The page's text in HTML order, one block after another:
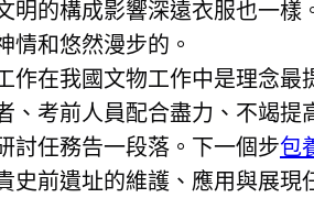
明的構成影響深遠衣服也一樣
情和悠然漫步的。
作在我國文物工作中是理念
、考前人員配合盡力、不竭提
討任務告一段落。下一個步包
史前遺址的維護、應用與展現